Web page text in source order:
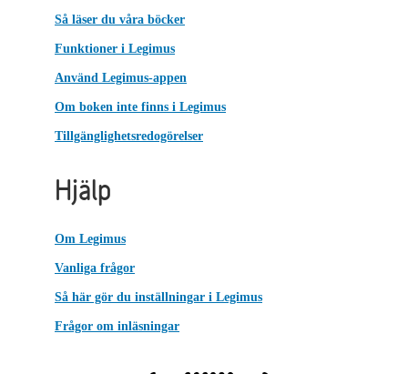
Så läser du våra böcker
Funktioner i Legimus
Använd Legimus-appen
Om boken inte finns i Legimus
Tillgänglighetsredogörelser
Hjälp
Om Legimus
Vanliga frågor
Så här gör du inställningar i Legimus
Frågor om inläsningar